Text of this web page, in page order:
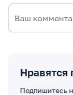
Нравятся
Подпишитесь